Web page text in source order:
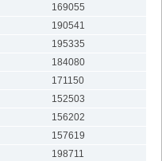
169055
190541
195335
184080
171150
152503
156202
157619
198711